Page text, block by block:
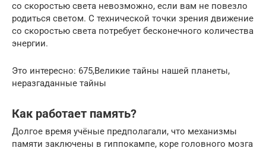
со скоростью света невозможно, если вам не повезло
родиться светом. С технической точки зрения движение
со скоростью света потребует бесконечного количества
энергии.
Это интересно: 675,Великие тайны нашей планеты,
неразгаданные тайны
Как работает память?
Долгое время учёные предполагали, что механизмы
памяти заключены в гиппокампе, коре головного мозга